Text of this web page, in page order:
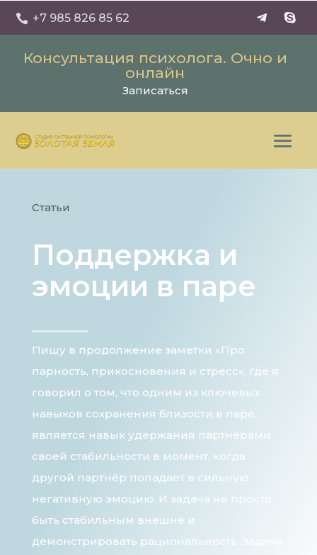
 +7 985 826 85 62
Консультация психолога. Очно и
онлайн
Записаться
Статьи
Поддержка и
эмоции в паре
Пишу в продолжение заметки «Про
парность, прикосновения и стресс«, где я
говорил о том, что одним из ключевых
навыков сохранения близости в паре,
является навык удержания партнёрами
своей стабильности в момент, когда
другой партнёр попадает в сильную
негативную эмоцию. И задача не просто
быть стабильным внешне и
демонстрировать рациональность. Задача